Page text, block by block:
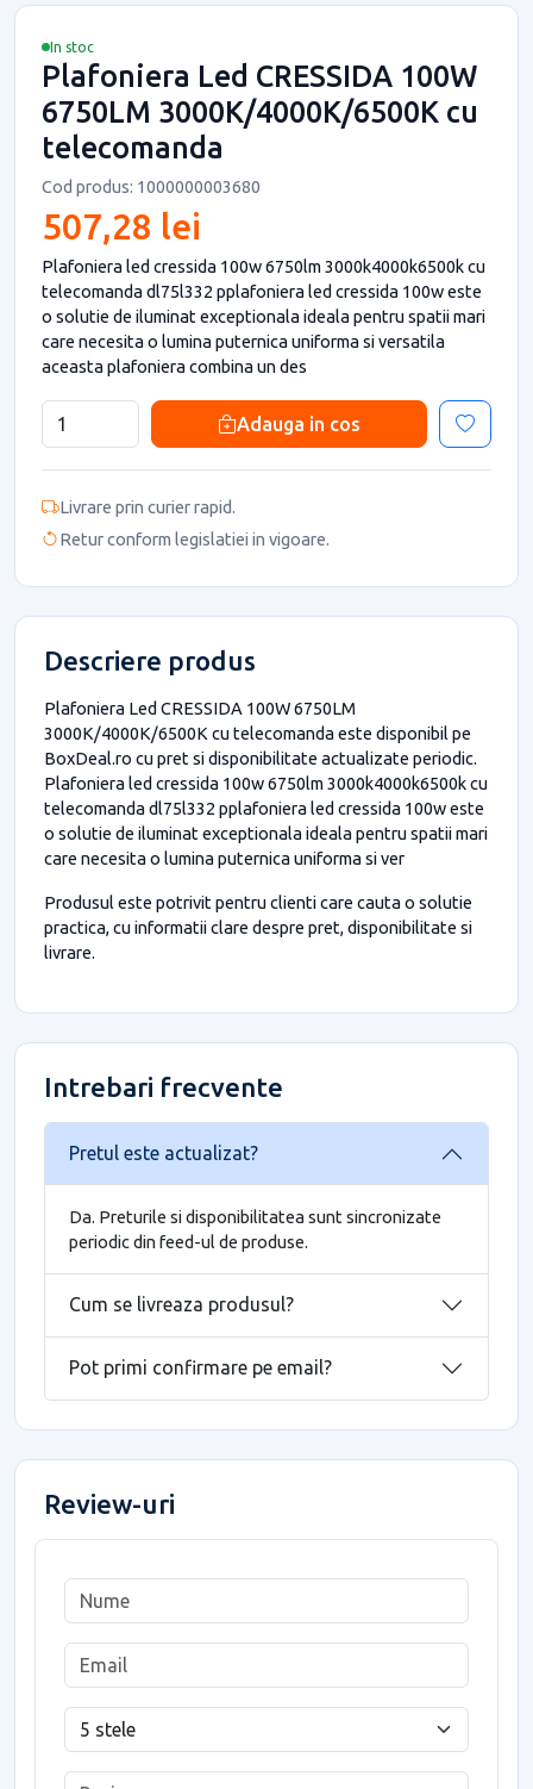
In stoc
Plafoniera Led CRESSIDA 100W
6750LM 3000K/4000K/6500K cu
telecomanda
Cod produs: 1000000003680
507,28 lei
Plafoniera led cressida 100w 6750lm 3000k4000k6500k cu
telecomanda dl75l332 pplafoniera led cressida 100w este
o solutie de iluminat exceptionala ideala pentru spatii mari
care necesita o lumina puternica uniforma si versatila
aceasta plafoniera combina un des
Adauga in cos
Livrare prin curier rapid.
Retur conform legislatiei in vigoare.
Descriere produs
Plafoniera Led CRESSIDA 100W 6750LM
3000K/4000K/6500K cu telecomanda este disponibil pe
BoxDeal.ro cu pret si disponibilitate actualizate periodic.
Plafoniera led cressida 100w 6750lm 3000k4000k6500k cu
telecomanda dl75l332 pplafoniera led cressida 100w este
o solutie de iluminat exceptionala ideala pentru spatii mari
care necesita o lumina puternica uniforma si ver
Produsul este potrivit pentru clienti care cauta o solutie
practica, cu informatii clare despre pret, disponibilitate si
livrare.
Intrebari frecvente
Pretul este actualizat?
Da. Preturile si disponibilitatea sunt sincronizate
periodic din feed-ul de produse.
Cum se livreaza produsul?
Pot primi confirmare pe email?
Review-uri